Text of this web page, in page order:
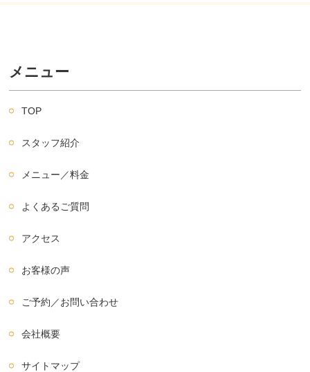
メニュー
TOP
スタッフ紹介
メニュー／料金
よくあるご質問
アクセス
お客様の声
ご予約／お問い合わせ
会社概要
サイトマップ